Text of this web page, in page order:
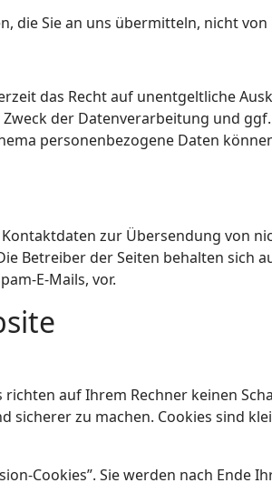
die Sie an uns übermitteln, nicht
das Recht auf unentgeltliche
der Datenverarbeitung und
personenbezogene Daten
zur Übersendung von
der Seiten behalten sich
E-Mails, vor.
auf Ihrem Rechner keinen
zu machen. Cookies sind
Cookies”. Sie werden nach Ende